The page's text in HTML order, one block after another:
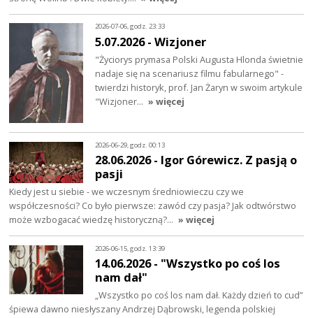
2026-07-06, godz. 23:33
5.07.2026 - Wizjoner
"Życiorys prymasa Polski Augusta Hlonda świetnie
nadaje się na scenariusz filmu fabularnego" -
twierdzi historyk, prof. Jan Żaryn w swoim artykule
"Wizjoner… » więcej
2026-06-29, godz. 00:13
28.06.2026 - Igor Górewicz. Z pasją o
pasji
Kiedy jest u siebie - we wczesnym średniowieczu czy we
współczesności? Co było pierwsze: zawód czy pasja? Jak odtwórstwo
może wzbogacać wiedzę historyczną?… » więcej
2026-06-15, godz. 13:39
14.06.2026 - "Wszystko po coś los
nam dał"
„Wszystko po coś los nam dał. Każdy dzień to cud”
śpiewa dawno niesłyszany Andrzej Dąbrowski, legenda polskiej